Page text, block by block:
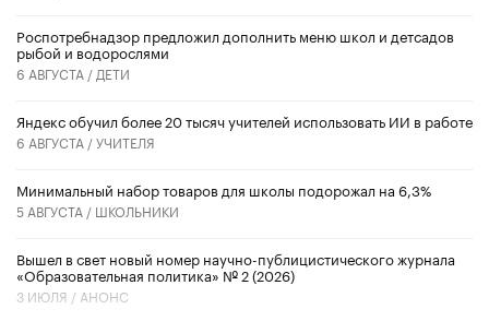
Роспотребнадзор предложил дополнить меню школ и детсадов
рыбой и водорослями
6 АВГУСТА / ДЕТИ
​Яндекс обучил более 20 тысяч учителей использовать ИИ в работе
6 АВГУСТА /УЧИТЕЛЯ
Минимальный набор товаров для школы подорожал на 6,3%
5 АВГУСТА / ШКОЛЬНИКИ
Вышел в свет новый номер научно-публицистического журнала
«Образовательная политика» № 2 (2026)
3 ИЮЛЯ / АНОНС